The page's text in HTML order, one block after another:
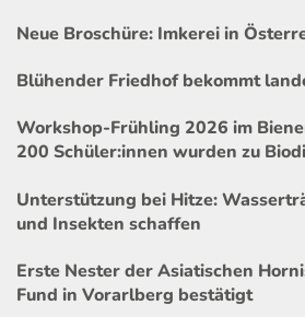
Neue Broschüre: Imkerei in
Blühender Friedhof bekommt
Workshop-Frühling 2026 im
200 Schüler:innen wurden zu
Unterstützung bei Hitze:
und Insekten schaffen
Erste Nester der Asiatischen
Fund in Vorarlberg bestätigt